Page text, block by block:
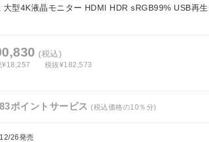
大型4K液晶モニター HDMI HDR sRGB99% USB再生
(税込)
¥18,257 税抜¥182,573
ポイントサービス(税込価格の10％分)
26発売